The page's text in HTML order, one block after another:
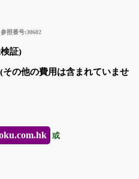
参照番号:30602
証)
の他の費用は含まれていませ
或